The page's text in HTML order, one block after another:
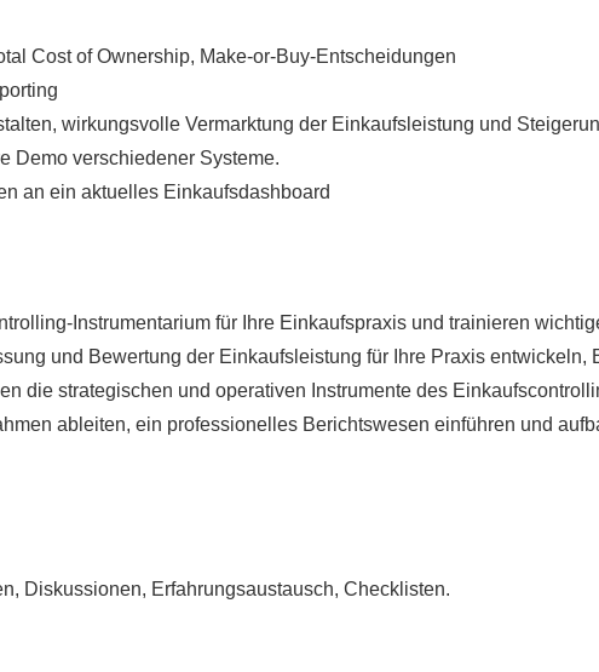
Cost of Ownership, Make-or-Buy-Entscheidungen
wirkungsvolle Vermarktung der Einkaufsleistung und
Demo verschiedener Systeme.
an ein aktuelles Einkaufsdashboard
Instrumentarium für Ihre Einkaufspraxis und trainieren
und Bewertung der Einkaufsleistung für Ihre Praxis entwickeln,
die strategischen und operativen Instrumente des
ableiten, ein professionelles Berichtswesen einführen und
Diskussionen, Erfahrungsaustausch, Checklisten.